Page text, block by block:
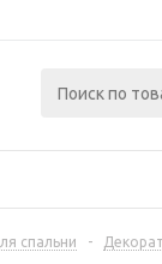
спальни -